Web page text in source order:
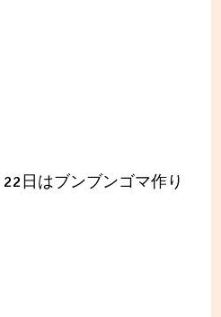
日はブンブンゴマ作り